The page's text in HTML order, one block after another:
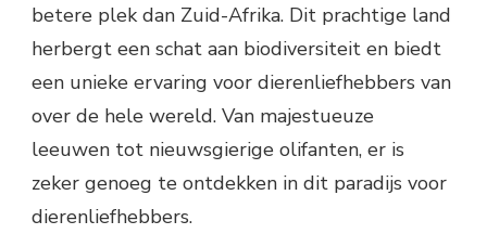
betere plek dan Zuid-Afrika. Dit prachtige land
herbergt een schat aan biodiversiteit en biedt
een unieke ervaring voor dierenliefhebbers van
over de hele wereld. Van majestueuze
leeuwen tot nieuwsgierige olifanten, er is
zeker genoeg te ontdekken in dit paradijs voor
dierenliefhebbers.